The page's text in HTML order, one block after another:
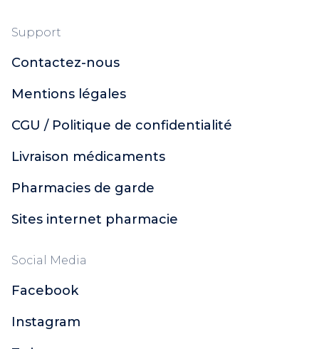
Support
Contactez-nous
Mentions légales
CGU / Politique de confidentialité
Livraison médicaments
Pharmacies de garde
Sites internet pharmacie
Social Media
Facebook
Instagram